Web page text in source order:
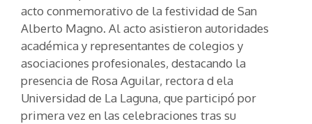
acto conmemorativo de la festividad de San
Alberto Magno. Al acto asistieron autoridades
académica y representantes de colegios y
asociaciones profesionales, destacando la
presencia de Rosa Aguilar, rectora d ela
Universidad de La Laguna, que participó por
primera vez en las celebraciones tras su